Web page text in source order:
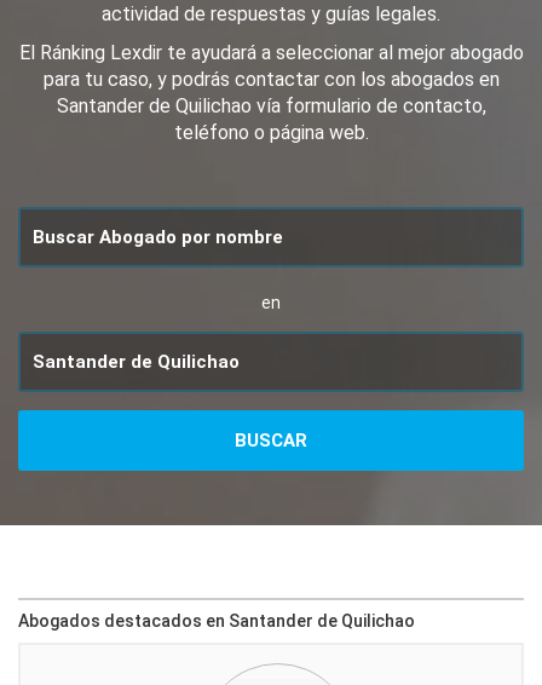
actividad de respuestas y guías legales.
El Ránking Lexdir te ayudará a seleccionar al mejor abogado
para tu caso, y podrás contactar con los abogados en
Santander de Quilichao vía formulario de contacto,
teléfono o página web.
en
Abogados destacados en Santander de Quilichao